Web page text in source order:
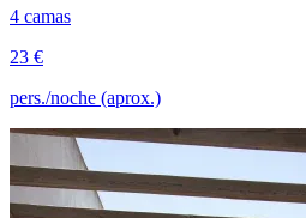
4 camas
23 €
pers./noche (aprox.)